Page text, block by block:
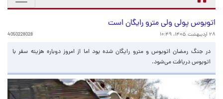
اتوبوس پولی ولی مترو رایگان است
۲۸ اردیبهشت ۱۴۰۵، ۱۰:۴۹ 4050228028
در جنگ رمضان اتوبوس و مترو رایگان شده بود اما از امروز دوباره هزینه سفر با
اتوبوس دریافت می‌شود.